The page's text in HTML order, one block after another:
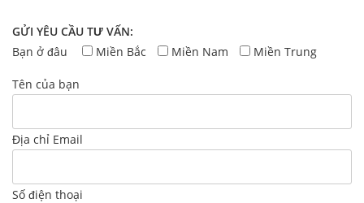
GỬI YÊU CẦU TƯ VẤN:
Bạn ở đâu
Miền Bắc Miền Nam Miền Trung
Tên của bạn
Địa chỉ Email
Số điện thoại